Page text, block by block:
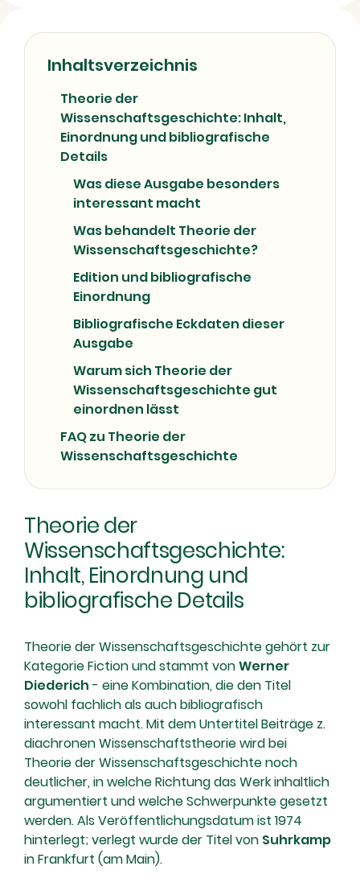
Inhaltsverzeichnis
Theorie der
Wissenschaftsgeschichte: Inhalt,
Einordnung und bibliografische
Details
Was diese Ausgabe besonders
interessant macht
Was behandelt Theorie der
Wissenschaftsgeschichte?
Edition und bibliografische
Einordnung
Bibliografische Eckdaten dieser
Ausgabe
Warum sich Theorie der
Wissenschaftsgeschichte gut
einordnen lässt
FAQ zu Theorie der
Wissenschaftsgeschichte
Theorie der
Wissenschaftsgeschichte:
Inhalt, Einordnung und
bibliografische Details
Theorie der Wissenschaftsgeschichte gehört zur
Kategorie Fiction und stammt vonWerner
Diederich - eine Kombination, die den Titel
sowohl fachlich als auch bibliografisch
interessant macht. Mit dem Untertitel Beiträge z.
diachronen Wissenschaftstheorie wird bei
Theorie der Wissenschaftsgeschichte noch
deutlicher, in welche Richtung das Werk inhaltlich
argumentiert und welche Schwerpunkte gesetzt
werden. Als Veröffentlichungsdatum ist 1974
hinterlegt; verlegt wurde der Titel von Suhrkamp
in Frankfurt (am Main).